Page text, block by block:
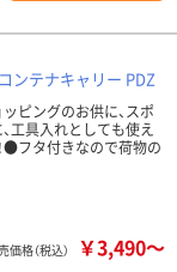
ンテナキャリー PDZ
ピングのお供に、スポ
工具入れとしても使え
●フタ付きなので荷物の
価格（税込） ￥3,490～